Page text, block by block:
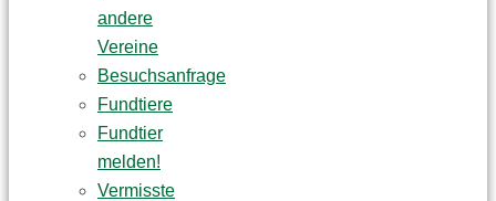
andere
Vereine
Besuchsanfrage
Fundtiere
Fundtier
melden!
Vermisste